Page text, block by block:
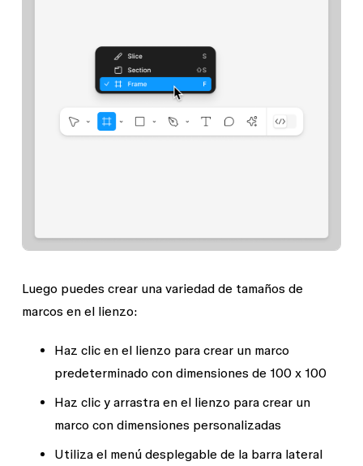
Luego puedes crear una variedad de tamaños de
marcos en el lienzo:
Haz clic en el lienzo para crear un marco
predeterminado con dimensiones de 100 x 100
Haz clic y arrastra en el lienzo para crear un
marco con dimensiones personalizadas
Utiliza el menú desplegable de la barra lateral